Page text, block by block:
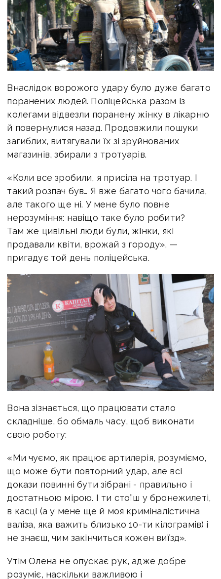
Внаслідок ворожого удару було дуже багато
поранених людей. Поліцейська разом із
колегами відвезли поранену жінку в лікарню
й повернулися назад. Продовжили пошуки
загиблих, витягували їх зі зруйнованих
магазинів, збирали з тротуарів.
«Коли все зробили, я присіла на тротуар. І
такий розпач був… Я вже багато чого бачила,
але такого ще ні. У мене було повне
нерозуміння: навіщо таке було робити?
Там же цивільні люди були, жінки, які
продавали квіти, врожай з городу», —
пригадує той день поліцейська.
Вона зізнається, що працювати стало
складніше, бо обмаль часу, щоб виконати
свою роботу:
«Ми чуємо, як працює артилерія, розуміємо,
що може бути повторний удар, але всі
докази повинні бути зібрані - правильно і
достатньою мірою. І ти стоїш у бронежилеті,
в касці (а у мене ще й моя криміналістична
валіза, яка важить близько 10-ти кілограмів) і
не знаєш, чим закінчиться кожен виїзд».
Утім Олена не опускає рук, адже добре
розуміє, наскільки важливою і